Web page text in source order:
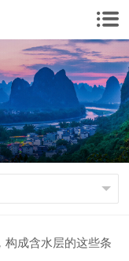
构成含水层的这些条